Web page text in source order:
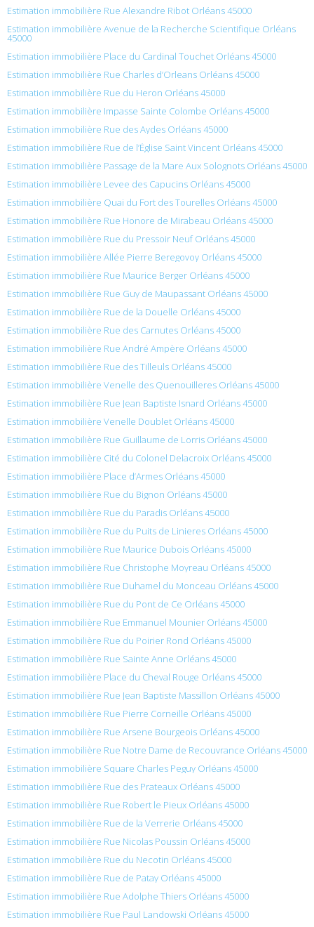
Estimation immobilière Rue Alexandre Ribot Orléans 45000
Estimation immobilière Avenue de la Recherche Scientifique Orléans
45000
Estimation immobilière Place du Cardinal Touchet Orléans 45000
Estimation immobilière Rue Charles d’Orleans Orléans 45000
Estimation immobilière Rue du Heron Orléans 45000
Estimation immobilière Impasse Sainte Colombe Orléans 45000
Estimation immobilière Rue des Aydes Orléans 45000
Estimation immobilière Rue de l’Église Saint Vincent Orléans 45000
Estimation immobilière Passage de la Mare Aux Solognots Orléans 45000
Estimation immobilière Levee des Capucins Orléans 45000
Estimation immobilière Quai du Fort des Tourelles Orléans 45000
Estimation immobilière Rue Honore de Mirabeau Orléans 45000
Estimation immobilière Rue du Pressoir Neuf Orléans 45000
Estimation immobilière Allée Pierre Beregovoy Orléans 45000
Estimation immobilière Rue Maurice Berger Orléans 45000
Estimation immobilière Rue Guy de Maupassant Orléans 45000
Estimation immobilière Rue de la Douelle Orléans 45000
Estimation immobilière Rue des Carnutes Orléans 45000
Estimation immobilière Rue André Ampère Orléans 45000
Estimation immobilière Rue des Tilleuls Orléans 45000
Estimation immobilière Venelle des Quenouilleres Orléans 45000
Estimation immobilière Rue Jean Baptiste Isnard Orléans 45000
Estimation immobilière Venelle Doublet Orléans 45000
Estimation immobilière Rue Guillaume de Lorris Orléans 45000
Estimation immobilière Cité du Colonel Delacroix Orléans 45000
Estimation immobilière Place d’Armes Orléans 45000
Estimation immobilière Rue du Bignon Orléans 45000
Estimation immobilière Rue du Paradis Orléans 45000
Estimation immobilière Rue du Puits de Linieres Orléans 45000
Estimation immobilière Rue Maurice Dubois Orléans 45000
Estimation immobilière Rue Christophe Moyreau Orléans 45000
Estimation immobilière Rue Duhamel du Monceau Orléans 45000
Estimation immobilière Rue du Pont de Ce Orléans 45000
Estimation immobilière Rue Emmanuel Mounier Orléans 45000
Estimation immobilière Rue du Poirier Rond Orléans 45000
Estimation immobilière Rue Sainte Anne Orléans 45000
Estimation immobilière Place du Cheval Rouge Orléans 45000
Estimation immobilière Rue Jean Baptiste Massillon Orléans 45000
Estimation immobilière Rue Pierre Corneille Orléans 45000
Estimation immobilière Rue Arsene Bourgeois Orléans 45000
Estimation immobilière Rue Notre Dame de Recouvrance Orléans 45000
Estimation immobilière Square Charles Peguy Orléans 45000
Estimation immobilière Rue des Prateaux Orléans 45000
Estimation immobilière Rue Robert le Pieux Orléans 45000
Estimation immobilière Rue de la Verrerie Orléans 45000
Estimation immobilière Rue Nicolas Poussin Orléans 45000
Estimation immobilière Rue du Necotin Orléans 45000
Estimation immobilière Rue de Patay Orléans 45000
Estimation immobilière Rue Adolphe Thiers Orléans 45000
Estimation immobilière Rue Paul Landowski Orléans 45000